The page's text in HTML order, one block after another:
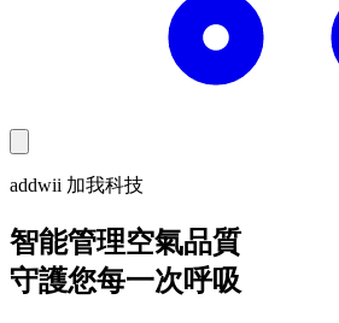
addwii 加我科技
智能管理空氣品質
守護您每一次呼吸